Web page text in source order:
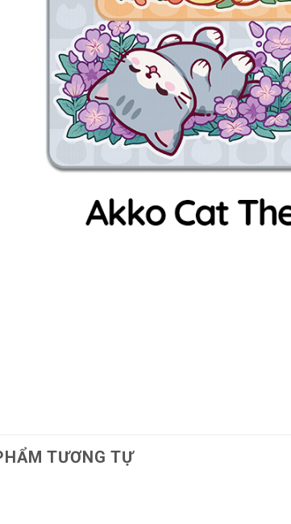
TƯƠNG TỰ